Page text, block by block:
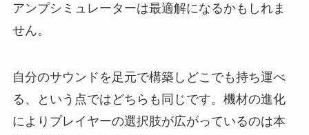
アンプシミュレーターは最適解になるかもしれま
せん。
自分のサウンドを足元で構築しどこでも持ち運べ
る、という点ではどちらも同じです。機材の進化
によりプレイヤーの選択肢が広がっているのは本